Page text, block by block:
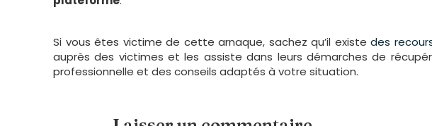
Si vous êtes victime de cette arnaque, sachez qu’il existe des
auprès des victimes et les assiste dans leurs démarches de
professionnelle et des conseils adaptés à votre situation.